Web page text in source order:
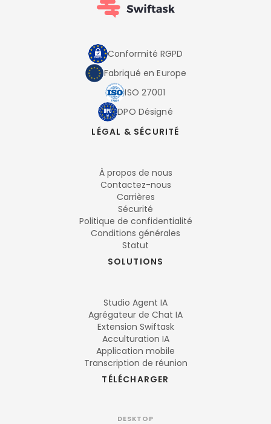
Conformité RGPD
Fabriqué en Europe
ISO 27001
DPO Désigné
LÉGAL & SÉCURITÉ
À propos de nous
Contactez-nous
Carrières
Sécurité
Politique de confidentialité
Conditions générales
Statut
SOLUTIONS
Studio Agent IA
Agrégateur de Chat IA
Extension Swiftask
Acculturation IA
Application mobile
Transcription de réunion
TÉLÉCHARGER
DESKTOP